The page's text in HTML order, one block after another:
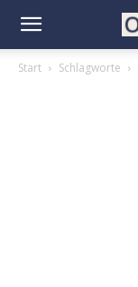
Start Schlagworte